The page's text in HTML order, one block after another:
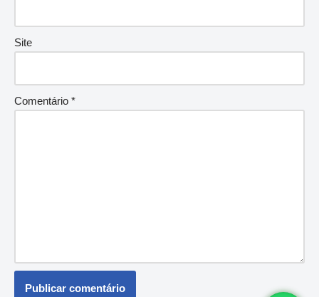
Site
Comentário *